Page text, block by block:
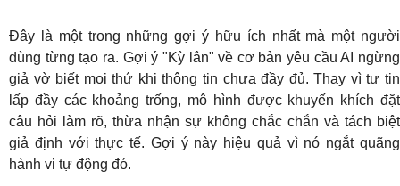
Đây là một trong những gợi ý hữu ích nhất mà một người
dùng từng tạo ra. Gợi ý "Kỳ lân" về cơ bản yêu cầu AI ngừng
giả vờ biết mọi thứ khi thông tin chưa đầy đủ. Thay vì tự tin
lấp đầy các khoảng trống, mô hình được khuyến khích đặt
câu hỏi làm rõ, thừa nhận sự không chắc chắn và tách biệt
giả định với thực tế. Gợi ý này hiệu quả vì nó ngắt quãng
hành vi tự động đó.